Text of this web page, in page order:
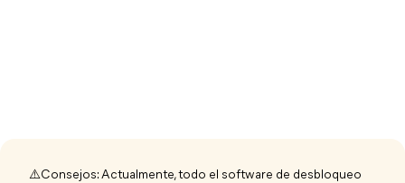
⚠️Consejos: Actualmente, todo el software de desbloqueo